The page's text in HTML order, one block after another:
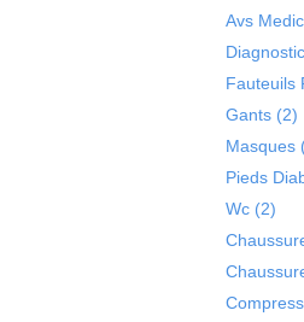
Avs
Fauteuils
Gants (2)
Masques
Pieds
Wc (2)